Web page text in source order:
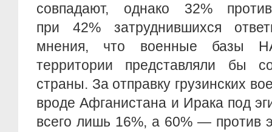
совпадают, однако 32%
при 42% затруднившихся
мнения, что военные базы
территории представляли бы
страны. За отправку грузинских
вроде Афганистана и Ирака под
всего лишь 16%, а 60% — против